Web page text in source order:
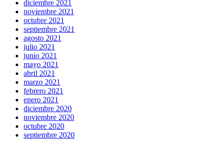
diciembre 2021
noviembre 2021
octubre 2021
septiembre 2021
agosto 2021
julio 2021
junio 2021
mayo 2021
abril 2021
marzo 2021
febrero 2021
enero 2021
diciembre 2020
noviembre 2020
octubre 2020
septiembre 2020